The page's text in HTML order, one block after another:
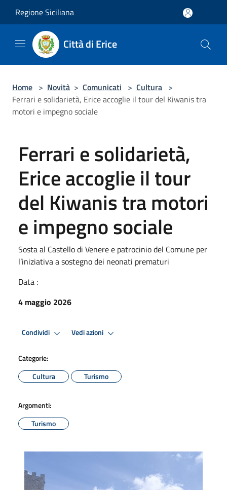
Regione Siciliana
Città di Erice
Home > Novità > Comunicati > Cultura >
Ferrari e solidarietà, Erice accoglie il tour del Kiwanis tra
motori e impegno sociale
Ferrari e solidarietà,
Erice accoglie il tour
del Kiwanis tra motori
e impegno sociale
Sosta al Castello di Venere e patrocinio del Comune per
l’iniziativa a sostegno dei neonati prematuri
Data :
4 maggio 2026
Condividi Vedi azioni
Categorie:
Cultura
Turismo
Argomenti:
Turismo